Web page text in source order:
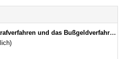
(RiStBV) Neufassung vom 28. März 2023 (BAnz AT 19.06.2023 B1 )